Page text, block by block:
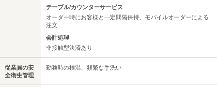
テーブル/カウンターサービス
オーダー時にお客様と一定間隔保持、モバイルオーダーによる
注文
会計処理
非接触型決済あり
従業員の安
全衛生管理
勤務時の検温、頻繁な手洗い